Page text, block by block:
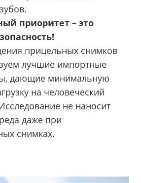
приоритет – это
прицельных снимков
лучшие импортные
дающие минимальную
на человеческий
не наносит
даже при
снимках.